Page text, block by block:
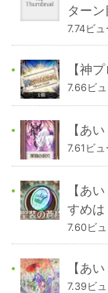
ター
7.74ビ
【神
7.66ビ
【あ
7.61ビ
【あ
すめは
7.60ビ
【あ
7.39ビ